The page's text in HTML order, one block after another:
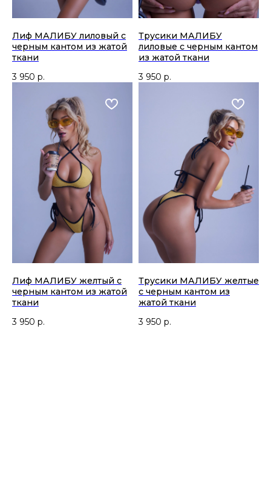
Лиф МАЛИБУ лиловый с
черным кантом из жатой
ткани
3 950 р.
Трусики МАЛИБУ
лиловые с черным кантом
из жатой ткани
3 950 р.
Лиф МАЛИБУ желтый с
черным кантом из жатой
ткани
3 950 р.
Трусики МАЛИБУ желтые
с черным кантом из
жатой ткани
3 950 р.